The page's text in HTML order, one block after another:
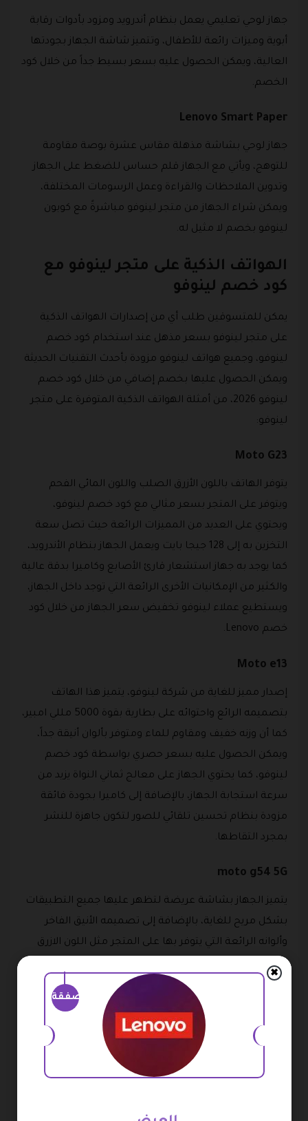
جهاز لوحي تعليمي يعمل بنظام أندرويد ومزود بأدوات رقابة
أبوية وميزات رائعة للأطفال، وتتميز شاشة الجهاز بجودتها
العالية، ويمكن الحصول عليه بسعر بسيط جداً من خلال كود
الخصم.
Lenovo Smart Paper
جهاز لوحي بشاشة مذهلة مقاس عشرة بوصة مقاومة
للتوهج، ويأتي مع الجهاز قلم حساس للضغط على الجهاز
وتدوين الملاحظات والقراءة وعمل الرسومات المختلفة،
ويمكن شراء الجهاز من متجر لينوفو مباشرةً مع كوبون
لينوفو بخصم لا مثيل له.
الهواتف الذكية على متجر لينوفو مع
كود خصم لينوفو
يمكن للمتسوقين طلب أي من إصدارات الهواتف الذكية
على متجر لينوفو بسعر مذهل عند استخدام كود خصم
لينوفو، وجميع هواتف لينوفو مزودة بأحدث التقنيات الحديثة
ويمكن الحصول عليها بخصم إضافي من خلال كود خصم
لينوفو 2026، من أمثلة الهواتف الذكية المتوفرة على متجر
لينوفو:
Moto G23
يتوفر الهاتف باللون الأزرق الصلب واللون المائي الفحم
ويتوفر على المتجر بسعر مثالي مع كود خصم لينوفو،
ويحتوي على العديد من المميزات الرائعة حيث تصل سعة
التخزين به إلى 128 جيجا بايت ويعمل الجهاز بنظام الأندرويد،
كما يوجد به جهاز استشعار قارئ الأصابع وكاميرا بدقة عالية
والكثير من الإمكانيات الأخرى الرائعة التي توجد داخل الجهاز،
ويستطيع عملاء لينوفو تخفيض سعر الجهاز من خلال كود
خصم Lenovo.
Moto e13
إصدار مميز للغاية من شركة لينوفو، يتميز هذا الهاتف
بتصميمه الرائع واحتوائه على بطارية بقوة 5000 مللي امبير،
كما أن وزنه خفيف ومقاوم للماء ومتوفر بألوان أنيقة جداً،
ويمكن الحصول عليه بسعر حصري بواسطة كود خصم
لينوفو، كما يحتوي الجهاز على معالج ثماني النواة يزيد من
سرعة استجابة الجهاز، بالإضافة إلى كاميرا بجودة فائقة
مزودة بنظام تحسين تلقائي للصور لتكون جاهزة للنشر
بمجرد التقاطها.
moto g54 5G
يتميز الجهاز بشاشة عريضة لتظهر عليها جميع التطبيقات
بشكل مريح للغاية، بالإضافة إلى تصميمه الأنيق الفاخر
وألوانه الرائعة التي يتوفر بها على المتجر مثل اللون الازرق
الغامق والازرق الجليدي والاخضر الفاتح والرمادي، وجميعها
يمكن للعملاء الطلب منها والحصول عليها بسعر استثنائي
من خلال كود خصم لينوفو.
كما يحتوي الجهاز على العديد من المميزات الرائعة، حيث
تصل سعة التخزين به إلى 256 جيجابايت كما أنه مقاوم
للماء ومزود بقارئ بصمات على الجانب يمكن من خلاله قفل
صفقة
✖